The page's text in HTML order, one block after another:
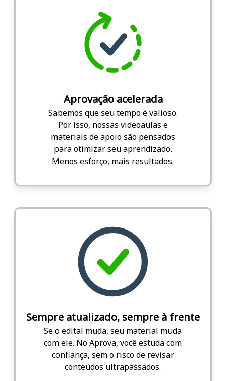
Aprovação acelerada
Sabemos que seu tempo é valioso.
Por isso, nossas videoaulas e
materiais de apoio são pensados
para otimizar seu aprendizado.
Menos esforço, mais resultados.
Sempre atualizado, sempre à frente
Se o edital muda, seu material muda
com ele. No Aprova, você estuda com
confiança, sem o risco de revisar
conteúdos ultrapassados.